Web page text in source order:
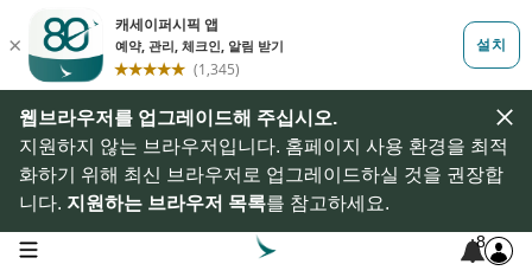
웹브라우저를 업그레이드해 주십시오.
지원하지 않는 브라우저입니다. 홈페이지 사용 환경을 최적
화하기 위해 최신 브라우저로 업그레이드하실 것을 권장합
니다. 지원하는 브라우저 목록를 참고하세요.
open navigation menu 8